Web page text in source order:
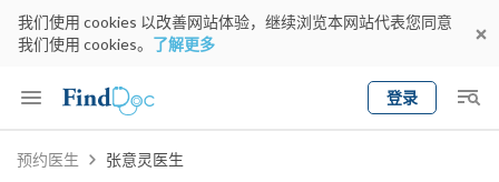
我们使用 cookies 以改善网站体验，继续浏览本网站代表您同意
我们使用 cookies。 了解更多
登录
Keyword
预约医生 张意灵医生